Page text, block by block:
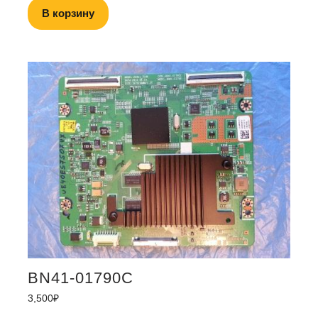
В корзину
BN41-01790C
3,500₽